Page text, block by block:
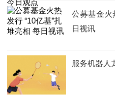
公募基金火
日视讯
服务机器人